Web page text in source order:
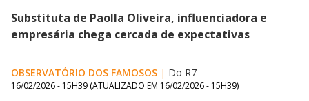
Substituta de Paolla Oliveira, influenciadora e
empresária chega cercada de expectativas
OBSERVATÓRIO DOS FAMOSOS | Do R7
16/02/2026 - 15H39 (ATUALIZADO EM 16/02/2026 - 15H39)